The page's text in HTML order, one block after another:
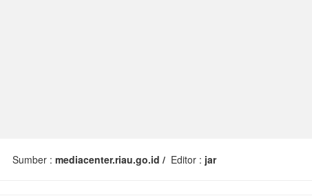
Sumber :mediacenter.riau.go.id / Editor : jar